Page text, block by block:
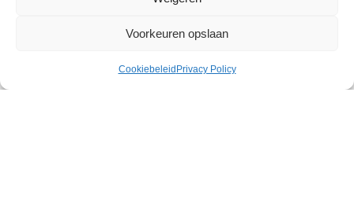
Voorkeuren opslaan
Cookiebeleid Privacy Policy